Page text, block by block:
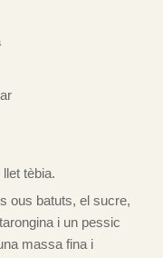
tèbia.
ous batuts, el sucre,
i un pessic
massa fina i